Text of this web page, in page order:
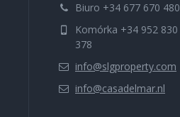
Biuro +34 677 670 480
Komórka +34 952 830
378
info@slgproperty.com
info@casadelmar.nl